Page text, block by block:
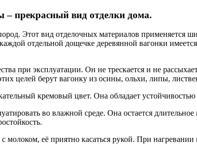
– прекрасный вид отделки дома.
Этот вид отделочных материалов
отдельной дощечке деревянной вагонки
при эксплуатации. Он не трескается и не
целей берут вагонку из осины, ольхи, липы,
кремовый цвет. Она обладает
во влажной среде. Она остается
с молоком, её приятно касаться рукой. При